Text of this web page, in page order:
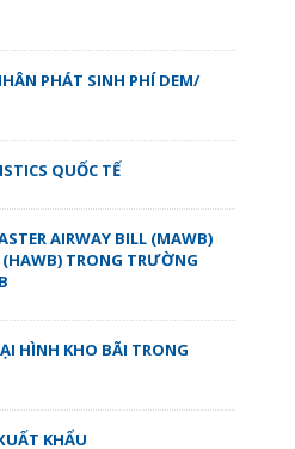
PHÁT SINH PHÍ DEM/
QUỐC TẾ
AIRWAY BILL (MAWB)
TRONG TRƯỜNG
HÌNH KHO BÃI TRONG
KHẨU